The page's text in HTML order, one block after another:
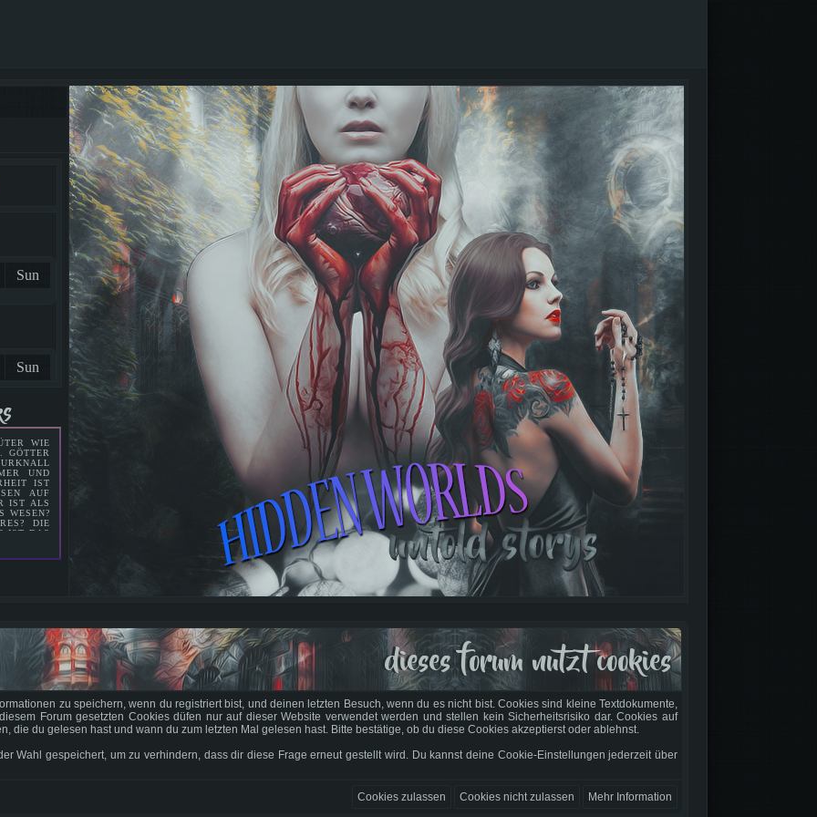
Sun
Sun
16
23
30
14
WIE
GÖTTER
UND
IST
AUF
IST ALS
WESEN?
DIE
IST DAS
NAMEN
DER
ÜBER
SIE
LAUFEN
WELT,
SEIT
WIEDER
SIEHT
LETZEN
SIEHT
EIGENE
dieses forum nutzt cookies
zu speichern, wenn du registriert bist, und deinen letzten Besuch, wenn du es nicht bist. Cookies sind kleine Textdokumente,
Forum gesetzten Cookies düfen nur auf dieser Website verwendet werden und stellen kein Sicherheitsrisiko dar. Cookies auf
die du gelesen hast und wann du zum letzten Mal gelesen hast. Bitte bestätige, ob du diese Cookies akzeptierst oder ablehnst.
Wahl gespeichert, um zu verhindern, dass dir diese Frage erneut gestellt wird. Du kannst deine Cookie-Einstellungen jederzeit über